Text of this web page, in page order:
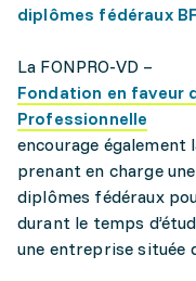
diplômes fédéraux
La FONPRO-VD –
Fondation en faveur
Professionnelle
encourage
prenant en charge
diplômes fédéraux
durant le temps
une entreprise située